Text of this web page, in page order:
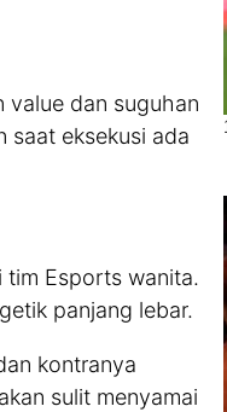
value dan suguhan
saat eksekusi ada
Esports wanita.
panjang lebar.
kontranya
sulit menyamai